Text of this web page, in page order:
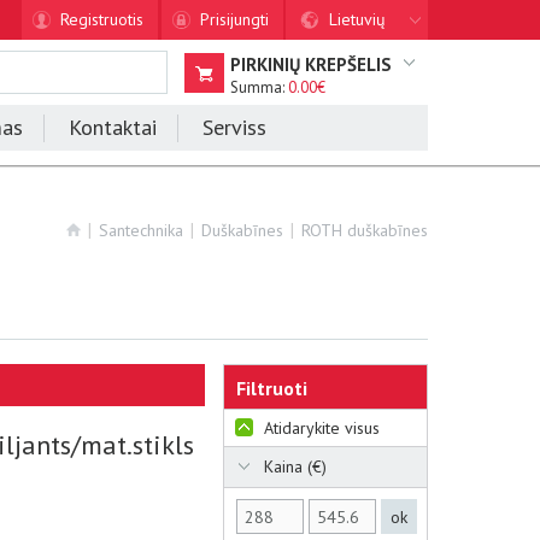
Registruotis Prisijungti Lietuvių
PIRKINIŲ KREPŠELIS
Summa:0.00€
Kontaktai Serviss
Santechnika Duškabīnes ROTH duškabīnes
Filtruoti
Atidarykite visus
Kaina (€)
ok
mat.stikls